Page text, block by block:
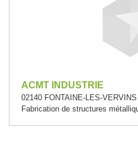
ACMT INDUSTRIE
02140 FONTAINE-LES-
Fabrication de structures